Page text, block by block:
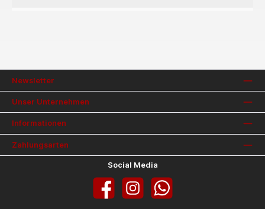
Newsletter
Unser Unternehmen
Informationen
Zahlungsarten
Social Media
Facebook InstagramWhatsApp